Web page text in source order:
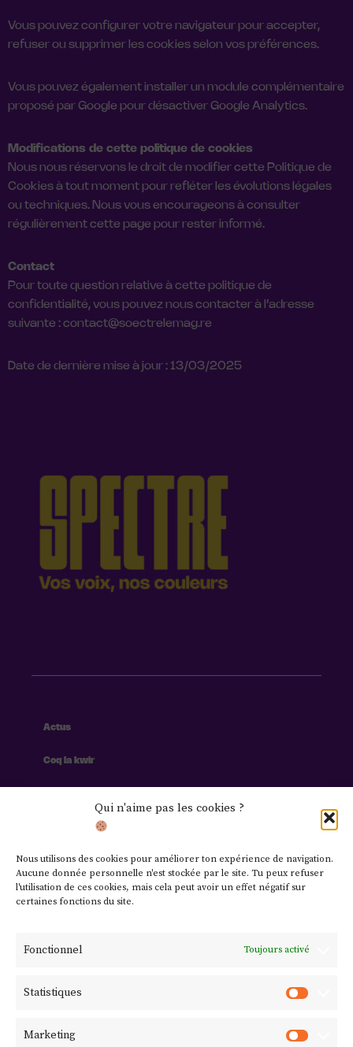
Qui n'aime pas les cookies ?
Nous utilisons des cookies pour améliorer ton expérience de navigation.
Aucune donnée personnelle n'est stockée par le site. Tu peux refuser
l'utilisation de ces cookies, mais cela peut avoir un effet négatif sur
certaines fonctions du site.
Fonctionnel Toujours activé
Statistiques
Marketing
Vous pouvez configurer votre navigateur pour accepter,
refuser ou supprimer les cookies selon vos préférences.
Vous pouvez également installer un module complémentaire
proposé par Google pour désactiver Google Analytics.
Modifications de cette politique de cookies
Nous nous réservons le droit de modifier cette Politique de
Cookies à tout moment pour refléter les évolutions légales
ou techniques. Nous vous encourageons à consulter
régulièrement cette page pour rester informé.
Contact
Pour toute question relative à cette politique de
confidentialité, vous pouvez nous contacter à l’adresse
suivante : contact@soectrelemag.re
Date de dernière mise à jour : 13/03/2025
Actus
Coq la kwir
Contact
Mentions légales